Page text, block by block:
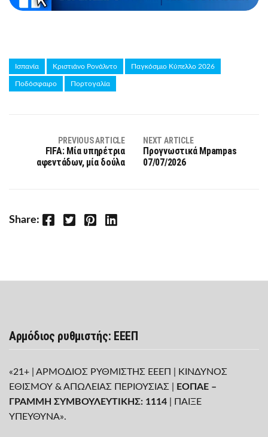
Ισπανία Κριστιάνο Ρονάλντο Παγκόσμιο Κύπελλο 2026
Ποδόσφαιρο Πορτογαλία
PREVIOUS ARTICLE
FIFA: Μία υπηρέτρια
αφεντάδων, μία δούλα
NEXT ARTICLE
Προγνωστικά Mpampas
07/07/2026
Share: Facebook Twitter Pinterest LinkedIn
Αρμόδιος ρυθμιστής: ΕΕΕΠ
«21+ | ΑΡΜΟΔΙΟΣ ΡΥΘΜΙΣΤΗΣ ΕΕΕΠ | ΚΙΝΔΥΝΟΣ
ΕΘΙΣΜΟΥ & ΑΠΩΛΕΙΑΣ ΠΕΡΙΟΥΣΙΑΣ |
ΕΟΠΑΕ –
ΓΡΑΜΜΗ ΣΥΜΒΟΥΛΕΥΤΙΚΗΣ: 1114 | ΠΑΙΞΕ
ΥΠΕΥΘΥΝΑ».